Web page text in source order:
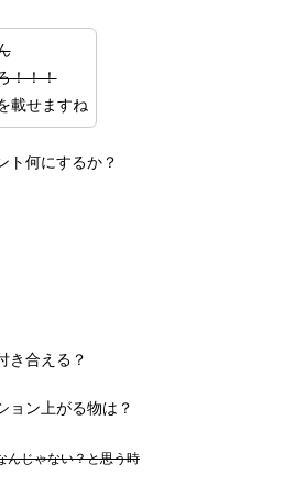
！！！
載せますね
ト何にするか？
き合える？
ョン上がる物は？
んじゃない？と思う時